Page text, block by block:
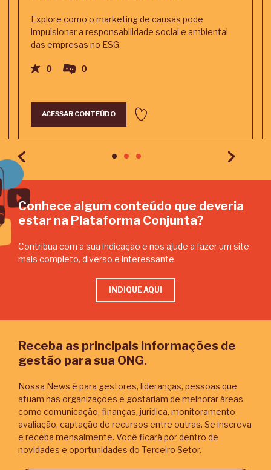
Explore como o marketing de causas pode
impulsionar a responsabilidade social e ambiental
das empresas no ESG.
0 0
ACESSAR CONTEÚDO
Conhece algum conteúdo que deveria
estar na Plataforma Conjunta?
Contribua com a sua indicação e nos ajude a fazer um site
mais completo, diverso e interessante.
INDIQUE AQUI
Receba as principais informações de
gestão para sua ONG.
Nossa News é para gestores, lideranças, pessoas que
atuam nas organizações e gostariam de melhorar áreas
como comunicação, finanças, jurídica, monitoramento
avaliação, captação de recursos entre outras. Se inscreva
e receba mensalmente. Você ficará por dentro de
novidades e oportunidades do Terceiro Setor.